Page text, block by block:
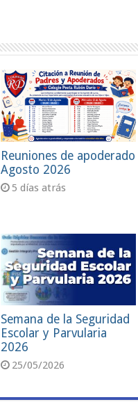
Reuniones de apoderado
Agosto 2026
5 días atrás
Semana de la Seguridad
Escolar y Parvularia
2026
25/05/2026